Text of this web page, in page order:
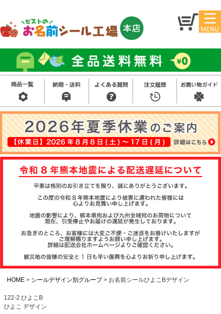
マイ
ジ
お名
前シ
ール
アイ
ロン
シー
ル
お買
い得
セッ
ト
スタ
ンプ
その
他
注文履歴
て
HOME シールデザイン別グループ お名前シールひよこBデザイン
122-2.ひよこB
ひよこ デザイン